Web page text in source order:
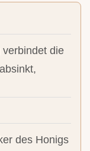
die
des Honigs